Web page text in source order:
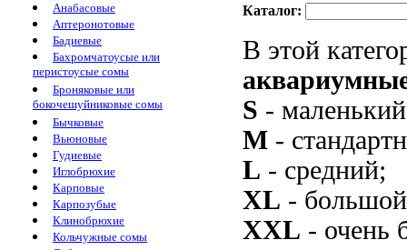
Анабасовые
Аптеронотовые
Бадиевые
Бахромчатоусые или
перистоусые сомы
Броняковые или
бокочешуйниковые сомы
Бычковые
Вьюновые
Гудиевые
Иглобрюхие
Карповые
Карпозубые
Клинобрюхие
Кольчужные сомы
Каталог:
В этой
S -
M -
L - средний;
XL -
XXL - очень